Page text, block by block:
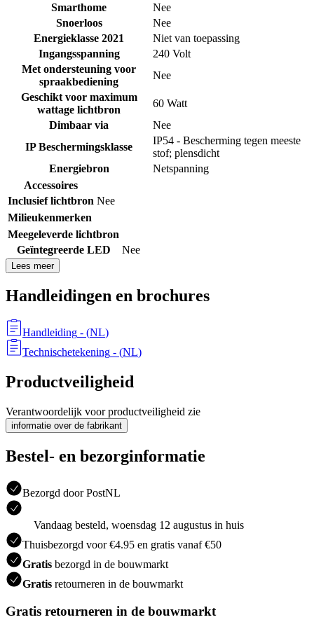
Smarthome
Nee
Snoerloos
Nee
Energieklasse 2021
Niet van toepassing
Ingangsspanning
240 Volt
Met ondersteuning voor
spraakbediening
Nee
Geschikt voor maximum
wattage lichtbron
60 Watt
Dimbaar via
Nee
IP Beschermingsklasse
IP54 - Bescherming tegen meeste
stof; plensdicht
Energiebron
Netspanning
Accessoires
Inclusief lichtbron Nee
Milieukenmerken
Meegeleverde lichtbron
Geïntegreerde LED
Nee
Lees meer
Handleidingen en brochures
Handleiding - (NL)
Technischetekening - (NL)
Productveiligheid
Verantwoordelijk voor productveiligheid zie
informatie over de fabrikant
Bestel- en bezorginformatie
Bezorgd door PostNL
Vandaag besteld, woensdag 12 augustus in huis
Thuisbezorgd voor €4.95 en gratis vanaf €50
Gratis bezorgd in de bouwmarkt
Gratis retourneren in de bouwmarkt
Gratis retourneren in de bouwmarkt